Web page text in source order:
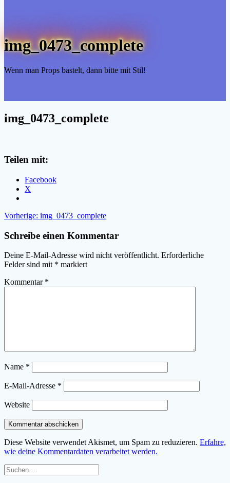
img_0473_complete
Wenn man Props bastelt, dann bitte mit Stil!
img_0473_complete
Teilen mit:
Facebook
X
Beitragsnavigation
Vorherige: Vorheriger
img_0473_complete
Schreibe einen Kommentar
Deine E-Mail-Adresse wird nicht veröffentlicht. Erforderliche
Felder sind mit * markiert
Kommentar *
Name *
E-Mail-Adresse *
Website
Diese Website verwendet Akismet, um Spam zu reduzieren. Erfahre,
wie deine Kommentardaten verarbeitet werden.
Suchen
nach: